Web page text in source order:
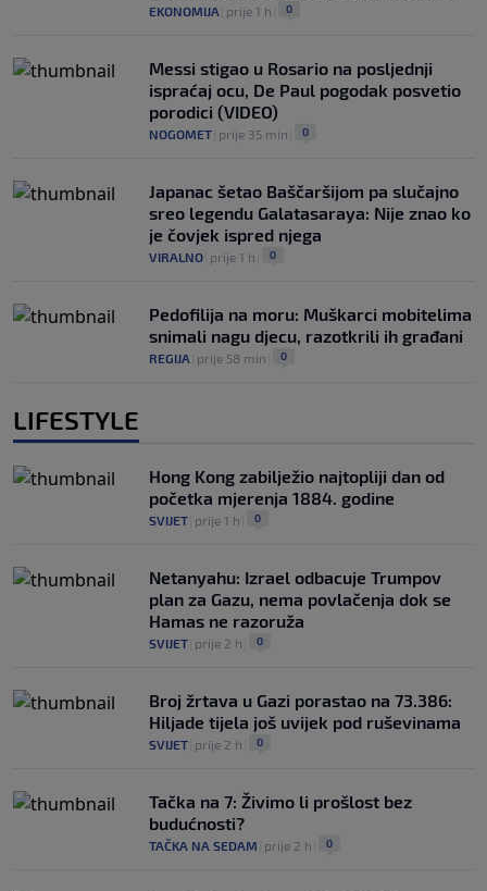
EKONOMIJA prije 1 h 0
Messi stigao u Rosario na posljednji
ispraćaj ocu, De Paul pogodak posvetio
porodici (VIDEO)
NOGOMET prije 35 min 0
Japanac šetao Baščaršijom pa slučajno
sreo legendu Galatasaraya: Nije znao ko
je čovjek ispred njega
VIRALNO prije 1 h 0
Pedofilija na moru: Muškarci mobitelima
snimali nagu djecu, razotkrili ih građani
REGIJA prije 58 min 0
LIFESTYLE
Hong Kong zabilježio najtopliji dan od
početka mjerenja 1884. godine
SVIJET prije 1 h 0
Netanyahu: Izrael odbacuje Trumpov
plan za Gazu, nema povlačenja dok se
Hamas ne razoruža
SVIJET prije 2 h 0
Broj žrtava u Gazi porastao na 73.386:
Hiljade tijela još uvijek pod ruševinama
SVIJET prije 2 h 0
Tačka na 7: Živimo li prošlost bez
budućnosti?
TAČKA NA SEDAM prije 2 h 0